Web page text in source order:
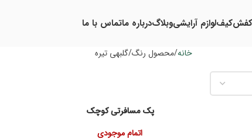
کفشکیفلوازم آرایشیوبلاگدرباره ماتماس با ما
خانه محصول رنگ گلبهی تیره
پک مسافرتی کوچک
اتمام موجودی